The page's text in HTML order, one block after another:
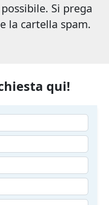
Si prega
la cartella spam.
qui!